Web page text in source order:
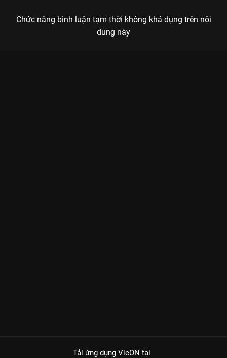
Chức năng bình luận tạm thời không khả dụng trên nội
dung này
Tải ứng dụng VieON tại